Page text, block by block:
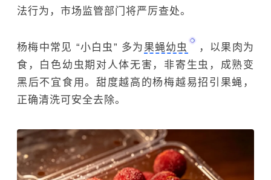
法行为，市场监管部门将严厉查处。
杨梅中常见 “小白虫” 多为 果蝇幼虫
，以果肉为
食，白色幼虫期对人体无害，非寄生虫，成熟变
黑后不宜食用。甜度越高的杨梅越易招引果蝇，
正确清洗可安全去除。